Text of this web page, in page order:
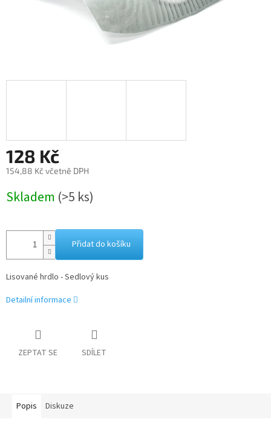
128 Kč
154,88 Kč včetně DPH
cena:
Skladem (>5 ks)
Přidat do košíku
Lisované hrdlo - Sedlový kus
Detailní informace
ZEPTAT SE SDÍLET
Popis Diskuze